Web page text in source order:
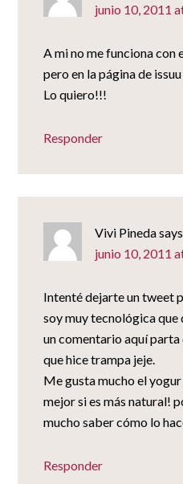
junio 10, 2011
A mi no me funciona con
pero en la página de
Lo quiero!!!
Responder
Vivi Pinedasays
junio 10, 2011
Intenté dejarte un tweet
soy muy tecnológica
un comentario aquí parta
que hice trampa jeje.
Me gusta mucho el
mejor si es más natural!
mucho saber cómo lo
Responder